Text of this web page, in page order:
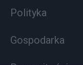
Polityka
Gospodarka